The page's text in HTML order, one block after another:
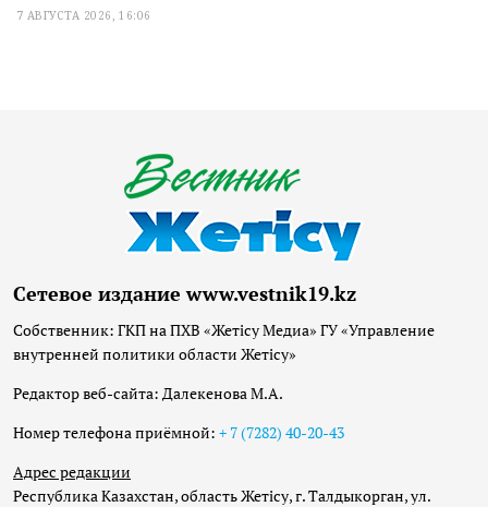
7 АВГУСТА 2026, 16:06
Сетевое издание www.vestnik19.kz
Собственник: ГКП на ПХВ «Жетісу Медиа» ГУ «Управление
внутренней политики области Жетісу»
Редактор веб-сайта: Далекенова М.А.
Номер телефона приёмной: + 7 (7282) 40-20-43
Адрес редакции
Республика Казахстан, область Жетісу, г. Талдыкорган, ул.